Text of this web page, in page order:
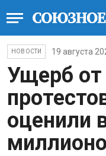
НОВОСТИ 19 августа
Ущерб от
оценили